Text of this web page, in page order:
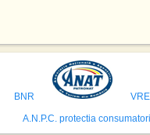
tari care concureaza pentru a
Brazilia, China, Egipt,
sanse de a castiga licitatia.
va deveni a doua cea mai
pe infrastructura turistica solida
BNR
A.N.P.C. protectia